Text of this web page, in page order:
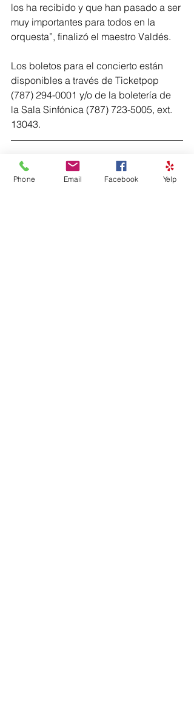
los ha recibido y que han pasado a ser
muy importantes para todos en la
orquesta”, finalizó el maestro Valdés.
Los boletos para el concierto están
disponibles a través de Ticketpop
(787) 294-0001 y/o de la boletería de
la Sala Sinfónica (787) 723-5005, ext.
13043.
Phone Email Facebook Yelp